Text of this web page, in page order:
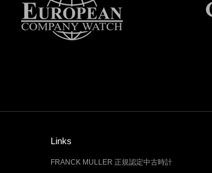
Links
FRANCK MULLER 正規認定中古時計